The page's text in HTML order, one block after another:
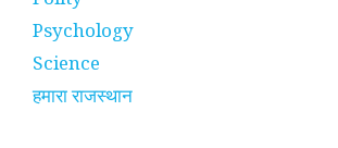
Psychology
Science
हमारा राजस्थान